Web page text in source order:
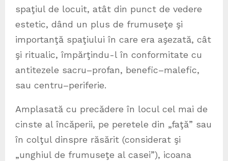
spaţiul de locuit, atât din punct de vedere
estetic, dând un plus de frumuseţe şi
importanţă spaţiului în care era aşezată, cât
şi ritualic, împărţindu-l în conformitate cu
antitezele sacru–profan, benefic–malefic,
sau centru–periferie.
Amplasată cu precădere în locul cel mai de
cinste al încăperii, pe peretele din „faţă” sau
în colţul dinspre răsărit (considerat şi
„unghiul de frumuseţe al casei”), icoana